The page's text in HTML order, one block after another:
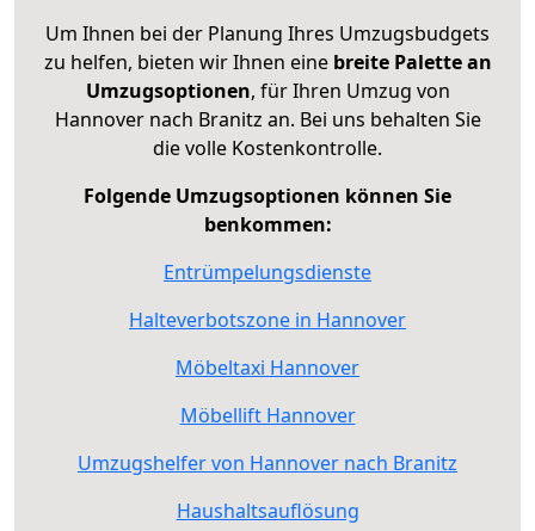
Um Ihnen bei der Planung Ihres Umzugsbudgets
zu helfen, bieten wir Ihnen eine breite Palette an
Umzugsoptionen, für Ihren Umzug von
Hannover nach Branitz an. Bei uns behalten Sie
die volle Kostenkontrolle.
Folgende Umzugsoptionen können Sie
benkommen:
Entrümpelungsdienste
Halteverbotszone in Hannover
Möbeltaxi Hannover
Möbellift Hannover
Umzugshelfer von Hannover nach Branitz
Haushaltsauflösung